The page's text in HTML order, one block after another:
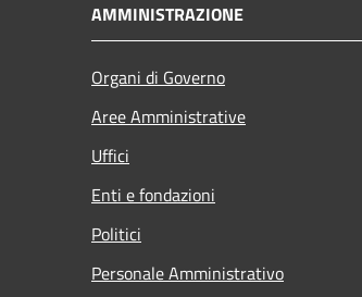
AMMINISTRAZIONE
Organi di Governo
Aree Amministrative
Uffici
Enti e fondazioni
Politici
Personale Amministrativo